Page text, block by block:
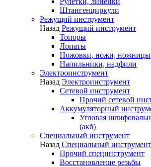
Штангенциркули
Режущий инструмент
Назад Режущий инструмент
Топоры
Лопаты
Ножовки, ножи, ножницы
Напильники, надфили
Электроинструмент
Назад Электроинструмент
Сетевой инструмент
Прочий сетевой
Аккумуляторный
Угловая
(акб)
Специальный инструмент
Назад Специальный инструмент
Прочий специнструмент
Восстановление резьбы